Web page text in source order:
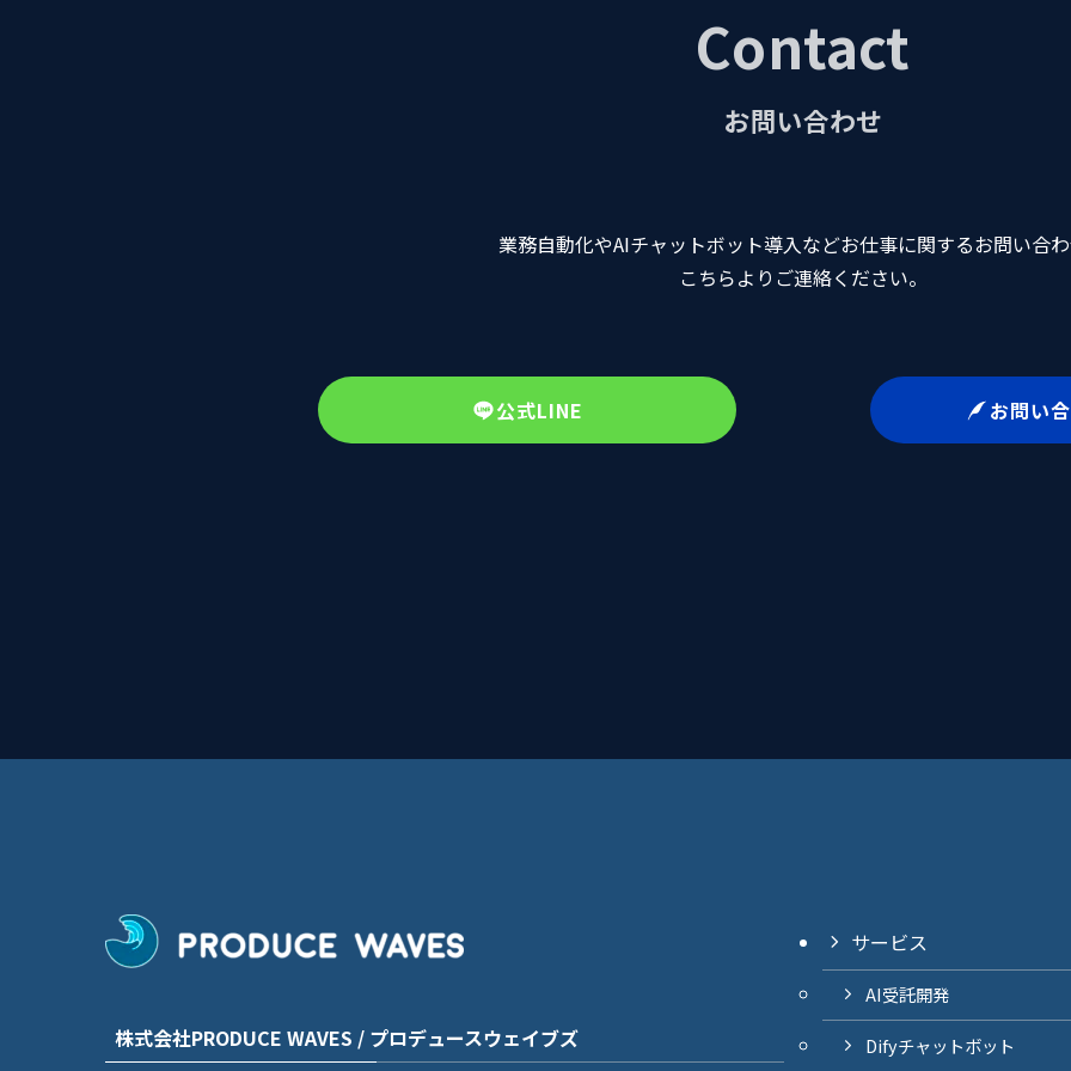
Contact
お問い合わせ
業務自動化やAIチャットボット導入などお仕事に関するお問い合
こちらよりご連絡ください。
公式LINE お問い
株式会社PRODUCE WAVES / プロデュースウェイブズ
サービス
AI受託開発
Difyチャットボット